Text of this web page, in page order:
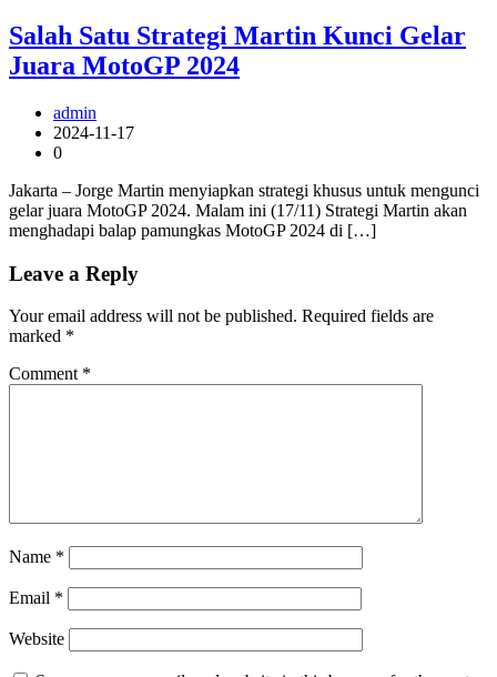
Salah Satu Strategi Martin Kunci Gelar
Juara MotoGP 2024
admin
2024-11-17
0
Jakarta – Jorge Martin menyiapkan strategi khusus untuk mengunci
gelar juara MotoGP 2024. Malam ini (17/11) Strategi Martin akan
menghadapi balap pamungkas MotoGP 2024 di […]
Leave a Reply
Your email address will not be published. Required fields are
marked *
Comment *
Name *
Email *
Website